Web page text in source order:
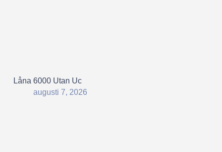
Låna 6000 Utan Uc
augusti 7, 2026